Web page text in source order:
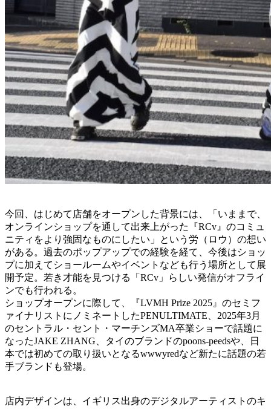
今回、はじめて店舗をオープンした背景には、「いままで、
オンラインショップを通して出来上がった『RCv』のコミュ
ニティをより強固なものにしたい」という労（ロウ）の想い
がある。過去のポップアップでの経験を経て、今後はショッ
プに加えてショールームやイベントなども行う場所として展
開予定。若き才能を見つける「RCv」らしい発信がオフライ
ンでも行われる。
ショップオープンに際して、『LVMH Prize 2025』のセミフ
ァイナリストにノミネートしたPENULTIMATE、2025年3月
のセントラル・セント・マーチンズMA卒業ショーで話題に
なったJAKE ZHANG、タイのブランドのpoons-peedsや、日
本では初めての取り扱いとなるwwwyredなど新たに話題の若
手ブランドも登場。
店内デザインは、イギリス出身のデジタルアーティストのキ